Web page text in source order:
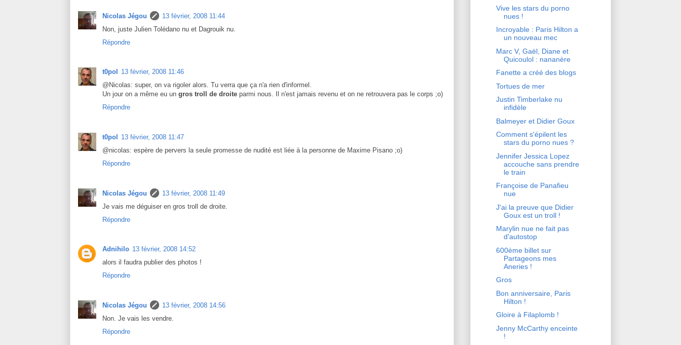
Nicolas Jégou
13 février, 2008 11:44
Non, juste Julien Tolédano nu et Dagrouik nu.
Répondre
t0pol
13 février, 2008 11:46
@Nicolas: super, on va rigoler alors. Tu verra que ça n'a rien d'informel.
Un jour on a même eu un gros troll de droite parmi nous. Il n'est jamais revenu et on ne retrouvera pas le corps ;o)
Répondre
t0pol 13 février, 2008 11:47
@nicolas: espère de pervers la seule promesse de nudité est liée à la personne de Maxime Pisano ;o)
Répondre
Nicolas Jégou
13 février, 2008 11:49
Je vais me déguiser en gros troll de droite.
Répondre
Adnihilo 13 février, 2008 14:52
alors il faudra publier des photos !
Répondre
Nicolas Jégou
13 février, 2008 14:56
Non. Je vais les vendre.
Répondre
Vive les stars du porno
nues !
Incroyable : Paris Hilton a
un nouveau mec
Marc V, Gaël, Diane et
Quicoulol : nananère
Fanette a créé des blogs
Tortues de mer
Justin Timberlake nu
infidèle
Balmeyer et Didier Goux
Comment s'épilent les
stars du porno nues ?
Jennifer Jessica Lopez
accouche sans prendre
le train
Françoise de Panafieu
nue
J'ai la preuve que Didier
Goux est un troll !
Marylin nue ne fait pas
d'autostop
600ème billet sur
Partageons mes
Aneries !
Gros
Bon anniversaire, Paris
Hilton !
Gloire à Filaplomb !
Jenny McCarthy enceinte
!